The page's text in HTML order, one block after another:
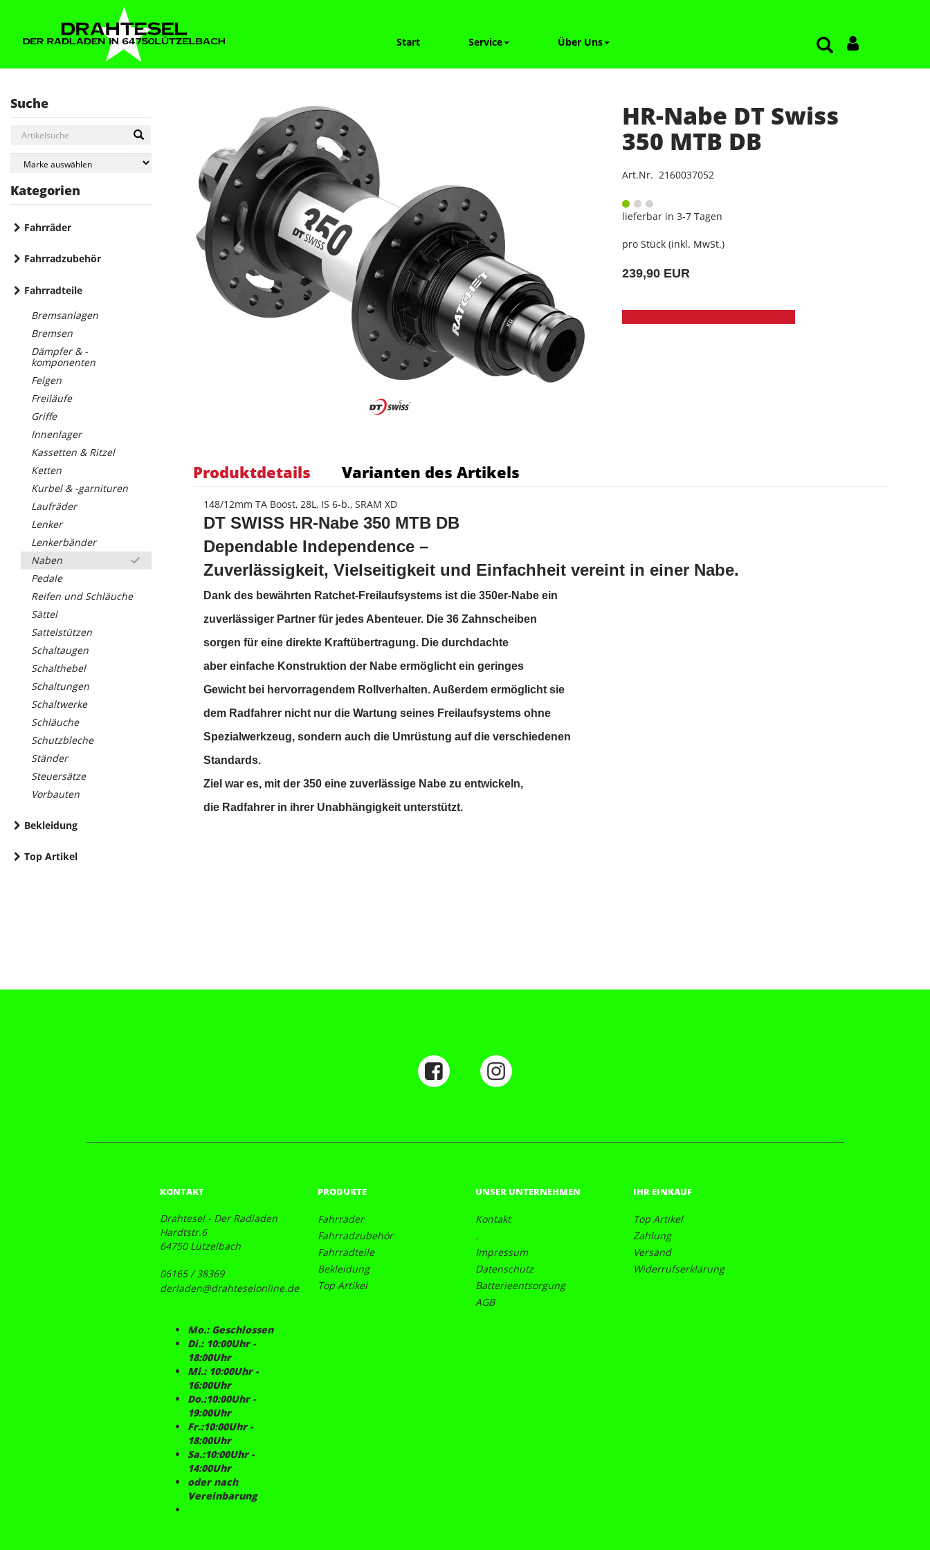
Start Service Über Uns
Suche
Kategorien
Fahrräder
Fahrradzubehör
Fahrradteile
Bremsanlagen
Bremsen
Dämpfer & -
komponenten
Felgen
Freiläufe
Griffe
Innenlager
Kassetten & Ritzel
Ketten
Kurbel & -garnituren
Laufräder
Lenker
Lenkerbänder
Naben
Pedale
Reifen und Schläuche
Sättel
Sattelstützen
Schaltaugen
Schalthebel
Schaltungen
Schaltwerke
Schläuche
Schutzbleche
Ständer
Steuersätze
Vorbauten
Bekleidung
Top Artikel
HR-Nabe DT Swiss
350 MTB DB
Art.Nr. 2160037052
lieferbar in 3-7 Tagen
pro Stück (inkl. MwSt.)
239,90 EUR
Produktdetails Varianten des Artikels
148/12mm TA Boost, 28L, IS 6-b., SRAM XD
DT SWISS HR-Nabe 350 MTB DB
Dependable Independence –
Zuverlässigkeit, Vielseitigkeit und Einfachheit vereint in einer Nabe.
Dank des bewährten Ratchet-Freilaufsystems ist die 350er-Nabe ein
zuverlässiger Partner für jedes Abenteuer. Die 36 Zahnscheiben
sorgen für eine direkte Kraftübertragung. Die durchdachte
aber einfache Konstruktion der Nabe ermöglicht ein geringes
Gewicht bei hervorragendem Rollverhalten. Außerdem ermöglicht sie
dem Radfahrer nicht nur die Wartung seines Freilaufsystems ohne
Spezialwerkzeug, sondern auch die Umrüstung auf die verschiedenen
Standards.
Ziel war es, mit der 350 eine zuverlässige Nabe zu entwickeln,
die Radfahrer in ihrer Unabhängigkeit unterstützt.
KONTAKT
Drahtesel - Der Radladen
Hardtstr.6
64750 Lützelbach
06165 / 38369
derladen@drahteselonline.de
Mo.: Geschlossen
Di.: 10:00Uhr -
18:00Uhr
Mi.: 10:00Uhr -
16:00Uhr
Do.:10:00Uhr -
19:00Uhr
Fr.:10:00Uhr -
18:00Uhr
Sa.:10:00Uhr -
14:00Uhr
oder nach
Vereinbarung
PRODUKTE
Fahrräder
Fahrradzubehör
Fahrradteile
Bekleidung
Top Artikel
UNSER UNTERNEHMEN
Kontakt
.
Impressum
Datenschutz
Batterieentsorgung
AGB
IHR EINKAUF
Top Artikel
Zahlung
Versand
Widerrufserklärung